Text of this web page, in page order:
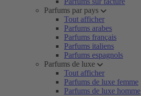
Parfums par pays
Tout afficher
Parfums arabes
Parfums français
Parfums italiens
Parfums espagnols
Parfums de luxe
Tout afficher
Parfums de luxe femme
Parfums de luxe homme